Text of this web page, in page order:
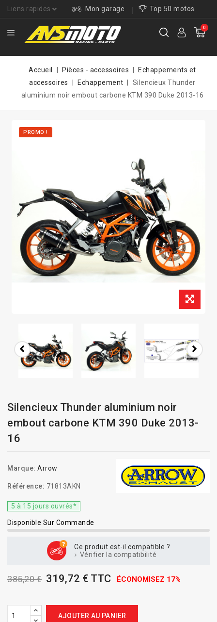
Liens rapides Mon garage Top 50 motos
0
Accueil Pièces - accessoires
Echappements et
accessoires
Echappement
Silencieux Thunder
aluminium noir embout carbone KTM 390 Duke 2013-16
PROMO !
Silencieux Thunder aluminium noir
embout carbone KTM 390 Duke 2013-
16
Marque: Arrow
Référence: 71813AKN
5 à 15 jours ouvrés*
Disponible Sur Commande
Ce produit est-il compatible ?
Vérifier la compatibilité
385,20 € 319,72 € TTC ÉCONOMISEZ 17%
AJOUTER AU PANIER